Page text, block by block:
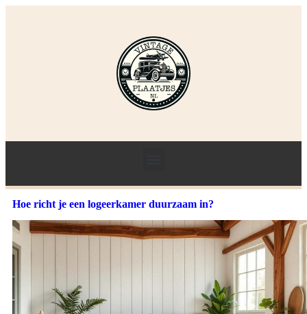
Hoe richt je een logeerkamer duurzaam in?